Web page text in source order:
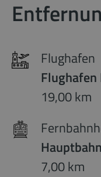
Flughafen
Flughafen
19,00 km
7,00 km